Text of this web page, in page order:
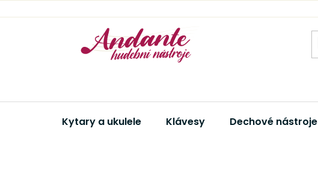
na
Kytary a ukulele Klávesy Dechové nástroje